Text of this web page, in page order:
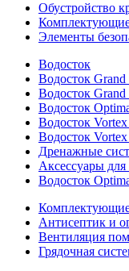
Обустройство
Элементы
Водосток
Водосток
Водосток
Водосток
Водосток
Водосток
Дренажные
Аксессуары для
Водосток
Антисептик и
Вентиляция
Грядочная